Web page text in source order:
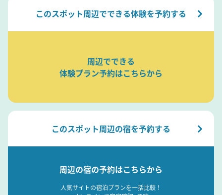
このスポット周辺でできる体験を予約する
周辺でできる
体験プラン予約はこちらから
このスポット周辺の宿を予約する
周辺の宿の予約はこちらから
人気サイトの宿泊プランを一括比較！